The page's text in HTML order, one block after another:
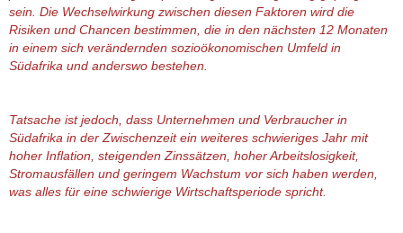
sein. Die Wechselwirkung zwischen diesen Faktoren wird die
Risiken und Chancen bestimmen, die in den nächsten 12 Monaten
in einem sich verändernden sozioökonomischen Umfeld in
Südafrika und anderswo bestehen.
Tatsache ist jedoch, dass Unternehmen und Verbraucher in
Südafrika in der Zwischenzeit ein weiteres schwieriges Jahr mit
hoher Inflation, steigenden Zinssätzen, hoher Arbeitslosigkeit,
Stromausfällen und geringem Wachstum vor sich haben werden,
was alles für eine schwierige Wirtschaftsperiode spricht.